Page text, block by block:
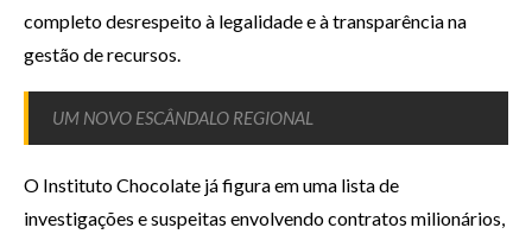
completo desrespeito à legalidade e à transparência na
gestão de recursos.
UM NOVO ESCÂNDALO REGIONAL
O Instituto Chocolate já figura em uma lista de
investigações e suspeitas envolvendo contratos milionários,